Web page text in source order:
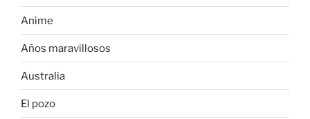
Anime
Años maravillosos
Australia
El pozo